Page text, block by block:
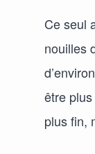
Ce seul
nouilles
être
plus fin,